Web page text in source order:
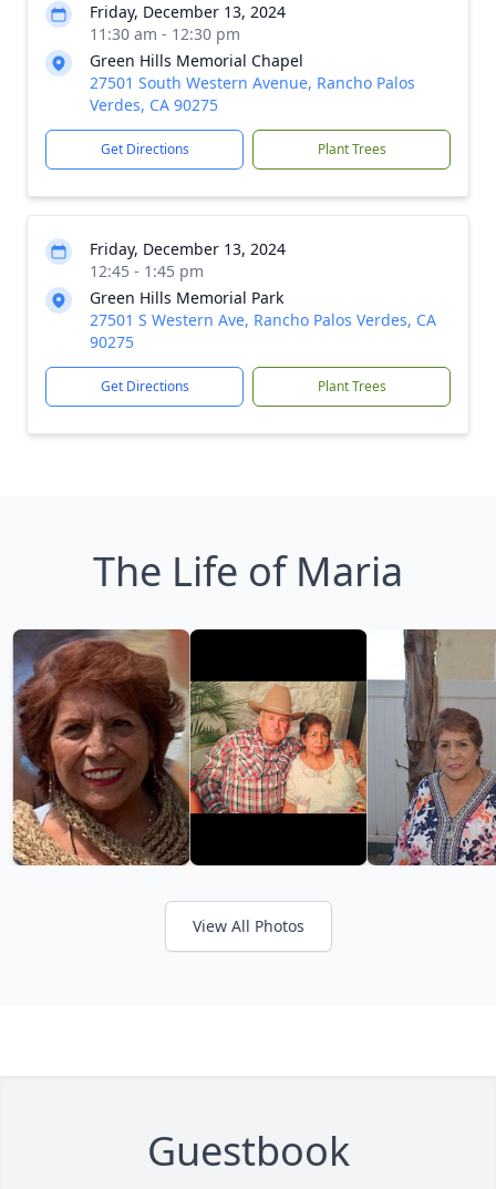
Friday, December 13, 2024
11:30 am - 12:30 pm
Green Hills Memorial Chapel
27501 South Western Avenue, Rancho Palos
Verdes, CA 90275
Get Directions Plant Trees
Friday, December 13, 2024
12:45 - 1:45 pm
Green Hills Memorial Park
27501 S Western Ave, Rancho Palos Verdes, CA
90275
Get Directions Plant Trees
The Life of Maria
View All Photos
Guestbook